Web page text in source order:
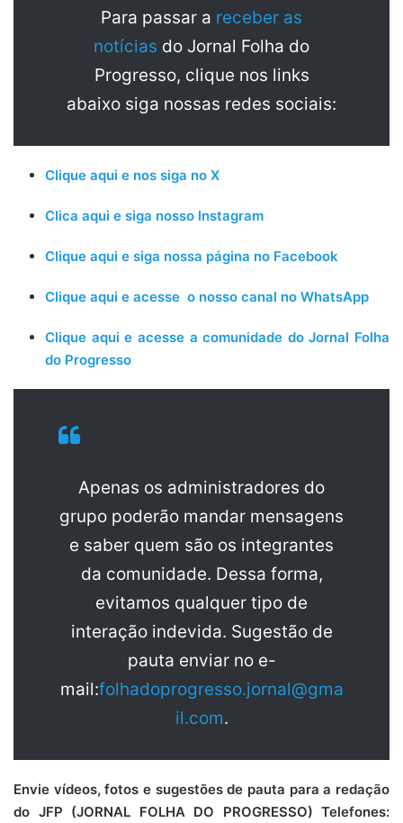
Para passar a receber as
notícias do Jornal Folha do
Progresso, clique nos links
abaixo siga nossas redes sociais:
Clique aqui e nos siga no X
Clica aqui e siga nosso Instagram
Clique aqui e siga nossa página no Facebook
Clique aqui e acesse o nosso canal no WhatsApp
Clique aqui e acesse a comunidade do Jornal Folha
do Progresso
Apenas os administradores do
grupo poderão mandar mensagens
e saber quem são os integrantes
da comunidade. Dessa forma,
evitamos qualquer tipo de
interação indevida. Sugestão de
pauta enviar no e-
mail:folhadoprogresso.jornal@gma
il.com.
Envie vídeos, fotos e sugestões de pauta para a redação
do JFP (JORNAL FOLHA DO PROGRESSO) Telefones: